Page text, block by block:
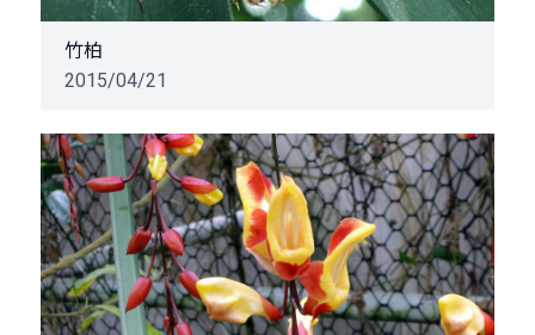
竹柏
2015/04/21